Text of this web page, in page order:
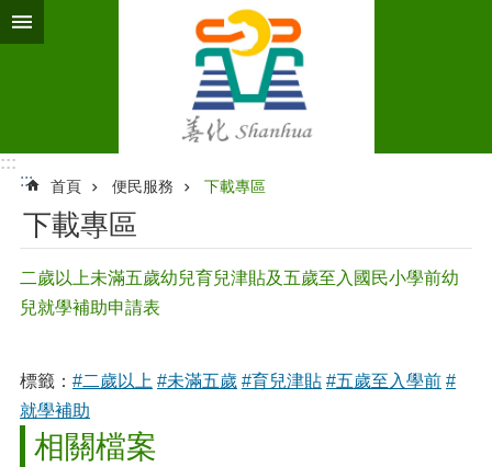
跳到主要內容區塊
:::
:::
首頁 便民服務 下載專區
下載專區
二歲以上未滿五歲幼兒育兒津貼及五歲至入國民小學前幼
兒就學補助申請表
標籤： #二歲以上 #未滿五歲 #育兒津貼 #五歲至入學前 #
就學補助
相關檔案